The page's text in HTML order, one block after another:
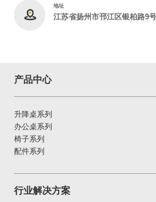
地址
江苏省扬州市邗江区银柏路9号
产品中心
升降桌系列
办公桌系列
椅子系列
配件系列
行业解决方案